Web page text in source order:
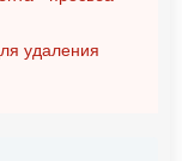
удаления